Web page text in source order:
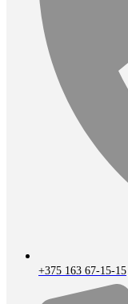
+375 163 67-15-15